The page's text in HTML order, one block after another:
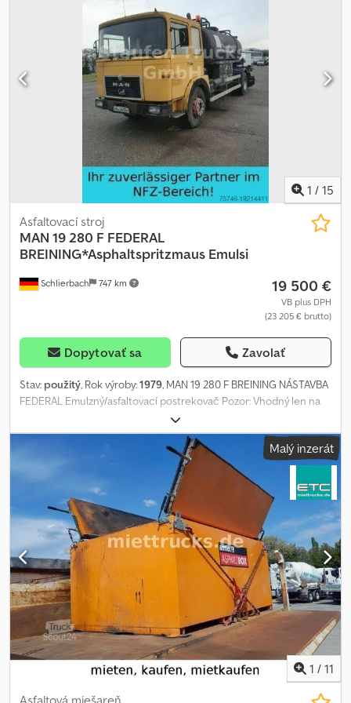
1 / 15
Schlierbach 747 km
Asfaltovací stroj
MAN 19 280 F FEDERAL
BREINING*Asphaltspritzmaus Emulsi
19 500 €
VB plus DPH
(23 205 € brutto)
Dopytovať sa Zavolať
Stav: použitý, Rok výroby:1979, MAN 19 280 F BREINING NÁSTAVBA
FEDERAL Emulzný/asfaltovací postrekovač Pozor: Vhodný len na
emulziu, nie na tekutý asfalt! Ovládací panel pre nadstavbu v
kabíne vodiča! • Manuálna prevodovka • Uzávierka diferenciálu •
Diaľková kabína • 1 lôžko • Listové odpruženie (vpredu/vzadu) •
Pneumatiky: 12 R 22.5 (alternatíva: 315 / 80 R 22.5) • Objem nádrže: 6
000 litrov emulzie • NOVÝ horák! • Rozprašovací rameno dvakrát
vyklápateľné! Chyby a medzipredaj vyhradené! = Ďalšie informácie
= Typ paliva: Nafta Počet najazdených kilometrov: 67 000 km
Použiteľný materiál: Asfalt Poškodenia: Poškodené vozidlo
(nepojazdné) Chjdpfowmpcnsx Afvoa
Malý inzerát
1 / 11